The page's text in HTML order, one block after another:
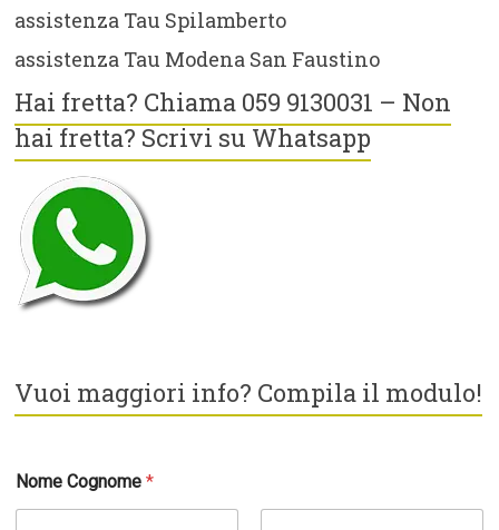
assistenza Tau Spilamberto
assistenza Tau Modena San Faustino
Hai fretta? Chiama 059 9130031 – Non
hai fretta? Scrivi su Whatsapp
Vuoi maggiori info? Compila il modulo!
Nome Cognome*